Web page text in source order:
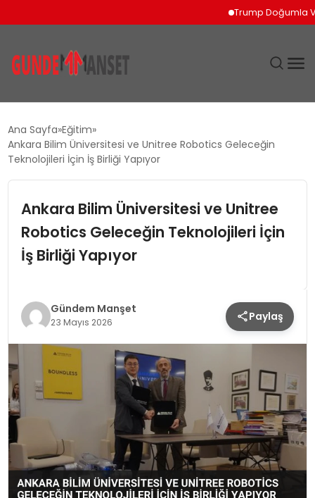
Trump Doğumla
DÜNYA
SPOR
TEKNOLOJI
YAŞAM
Ana Sayfa Eğitim
Ankara Bilim Üniversitesi ve Unitree Robotics Geleceğin
Teknolojileri İçin İş Birliği Yapıyor
Ankara Bilim Üniversitesi ve Unitree
Robotics Geleceğin Teknolojileri İçin
İş Birliği Yapıyor
Gündem Manşet
23 Mayıs 2026 Paylaş